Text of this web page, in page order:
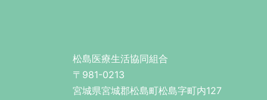
松島医療生活協同組合
〒981-0213
宮城県宮城郡松島町松島字町内127